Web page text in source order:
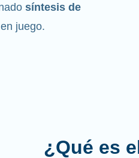
síntesis de
juego.
¿Cuál es